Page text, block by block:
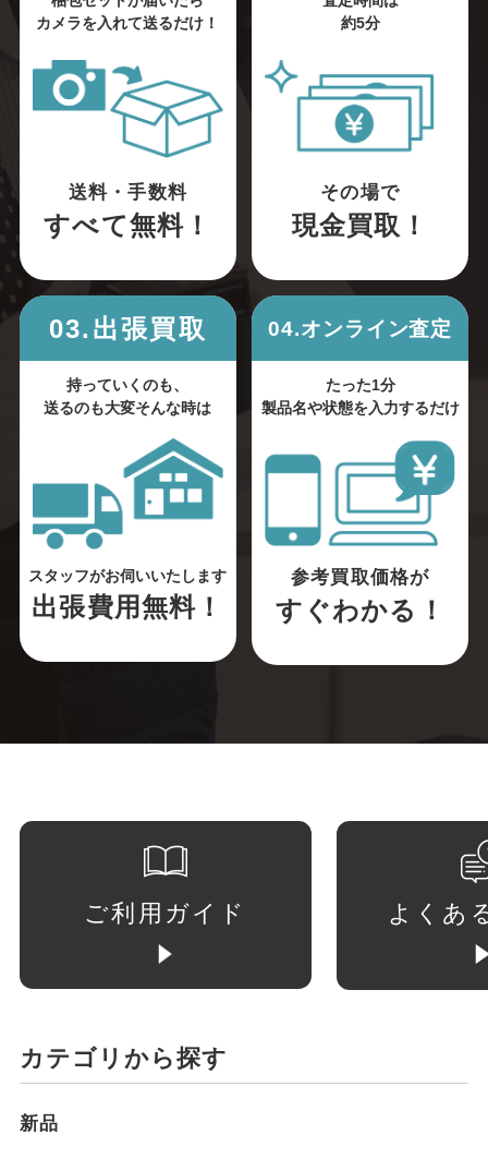
カメラを入れて送るだけ！
送料・手数料
すべて無料！
約5分
その場で
現金買取！
03.出張買取
持っていくのも、
送るのも大変そんな時は
スタッフがお伺いいたします
出張費用無料！
04.オンライン査定
たった1分
製品名や状態を入力するだけ
参考買取価格が
すぐわかる！
ご利用ガイド よくあ
カテゴリから探す
新品